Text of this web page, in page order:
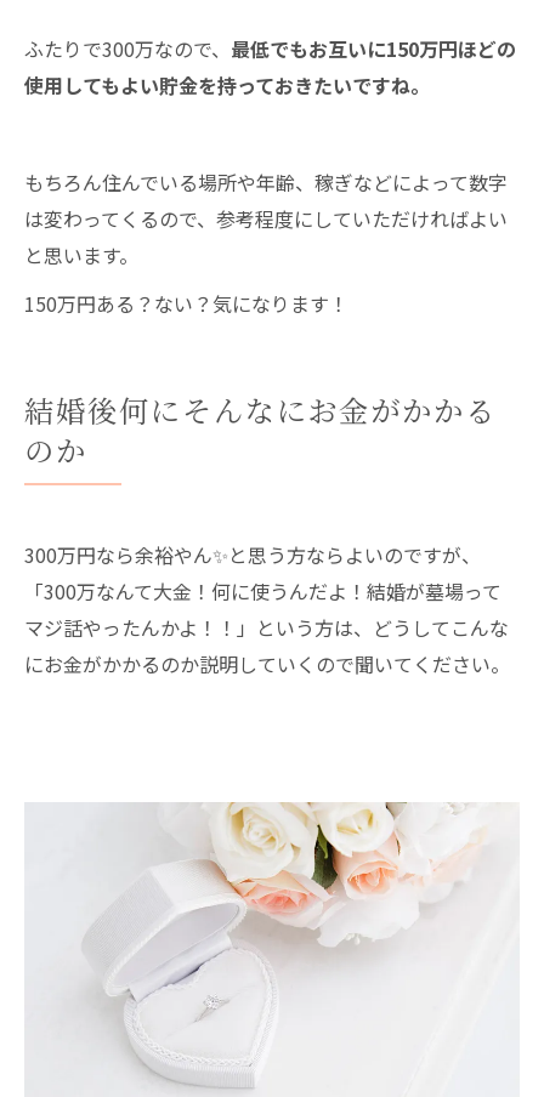
ふたりで300万なので、 最低でもお互いに150万円ほどの
使用してもよい貯金を持っておきたいですね。
もちろん住んでいる場所や年齢、稼ぎなどによって数字
は変わってくるので、参考程度にしていただければよい
と思います。
150万円ある？ない？気になります！
結婚後何にそんなにお金がかかる
のか
300万円なら余裕やん✨と思う方ならよいのですが、
「300万なんて大金！何に使うんだよ！結婚が墓場って
マジ話やったんかよ！！」という方は、どうしてこんな
にお金がかかるのか説明していくので聞いてください。